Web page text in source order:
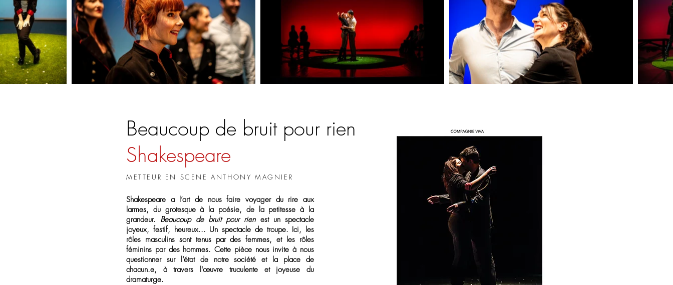
METTEUR EN SCENE ANTHONY MAGNIER
Shakespeare a l’art de nous faire voyager du rire aux
larmes, du grotesque à la poésie, de la petitesse à la
grandeur. Beaucoup de bruit pour rienest un spectacle
joyeux, festif, heureux... Un spectacle de troupe. Ici, les
rôles masculins sont tenus par des femmes, et les rôles
féminins par des hommes. Cette pièce nous invite à nous
questionner sur l’état de notre société et la place de
chacun.e, à travers l'œuvre truculente et joyeuse du
dramaturge.
Beaucoup de bruit pour rien
Shakespeare